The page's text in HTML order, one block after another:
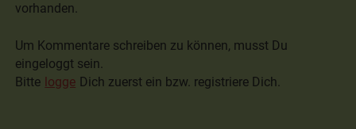
vorhanden.
Um Kommentare schreiben zu können, musst Du
eingeloggt sein.
Bitte logge Dich zuerst ein bzw. registriere Dich.